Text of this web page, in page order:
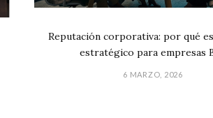
Reputación corporativa: por qué
estratégico para empresas
6 MARZO, 2026